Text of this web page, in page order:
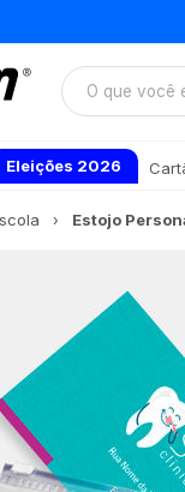
Eleições 2026
Estojo